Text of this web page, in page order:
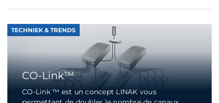
TECHNIEK & TRENDS
CO-Link™
CO-Link ™ est un concept LINAK vous